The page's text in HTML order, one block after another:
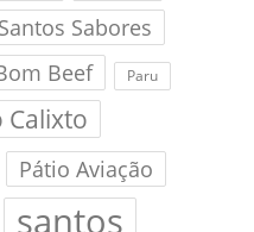
Sabores
Beef Paru
Calixto
Pátio Aviação
santos